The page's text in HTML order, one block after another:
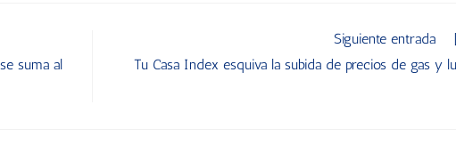
suma al
Siguiente entrada
Tu Casa Index esquiva la subida de precios de gas y